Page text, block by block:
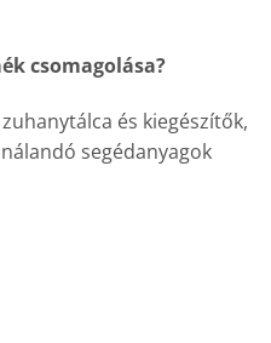
csomagolása?
és kiegészítők,
segédanyagok